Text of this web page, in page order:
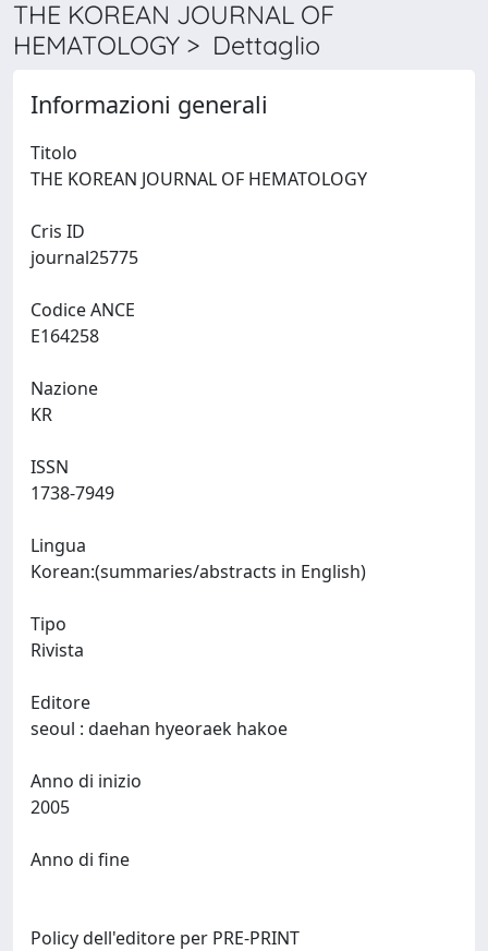
THE KOREAN JOURNAL OF
HEMATOLOGY > Dettaglio
Informazioni generali
Titolo
Cris ID
Codice ANCE
Nazione
ISSN
Lingua
Tipo
Rivista
Editore
Anno di inizio
Anno di fine
Policy dell'editore per PRE-PRINT